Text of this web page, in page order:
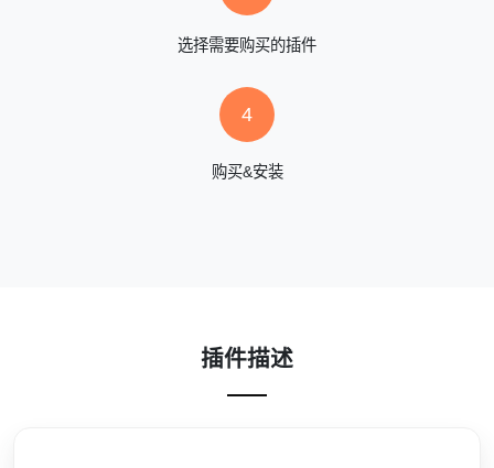
选择需要购买的插件
4
购买&安装
插件描述